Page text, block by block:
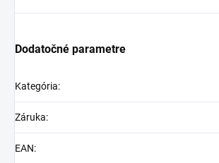
Dodatočné parametre
Kategória:
Záruka:
EAN: